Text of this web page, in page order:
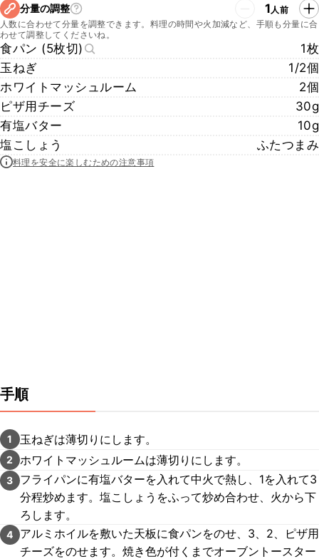
分量の調整 1人前
人数に合わせて分量を調整できます。料理の時間や火加減など、手順も分量に合
わせて調整してくださいね。
食パン (5枚切)
1枚
玉ねぎ
1/2個
ホワイトマッシュルーム
2個
ピザ用チーズ
30g
有塩バター
10g
塩こしょう
ふたつまみ
料理を安全に楽しむための注意事項
手順
1 玉ねぎは薄切りにします。
2 ホワイトマッシュルームは薄切りにします。
3
フライパンに有塩バターを入れて中火で熱し、1を入れて3
分程炒めます。塩こしょうをふって炒め合わせ、火から下
ろします。
4
アルミホイルを敷いた天板に食パンをのせ、3、2、ピザ用
チーズをのせます。焼き色が付くまでオーブントースター